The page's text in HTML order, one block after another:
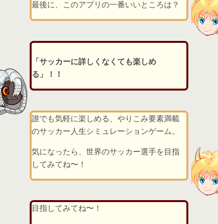
最後に、このアプリの一番いいところは？
「サッカーに詳しくなくても楽しめ
る」！！
誰でも気軽に楽しめる、やりこみ要素満載
のサッカー人生シミュレーションゲーム。
気になったら、世界のサッカー選手を目指
してみてね〜！
目指してみてね〜！